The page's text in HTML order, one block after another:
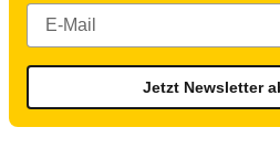
Jetzt Newsletter